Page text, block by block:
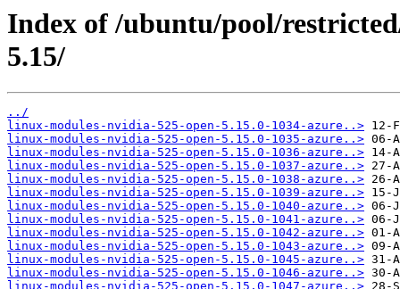
Index of /ubuntu/pool/
5.15/
../
linux-modules-nvidia-525-open-5.15.0-1034-azure..>
linux-modules-nvidia-525-open-5.15.0-1035-azure..>
linux-modules-nvidia-525-open-5.15.0-1036-azure..>
linux-modules-nvidia-525-open-5.15.0-1037-azure..>
linux-modules-nvidia-525-open-5.15.0-1038-azure..>
linux-modules-nvidia-525-open-5.15.0-1039-azure..>
linux-modules-nvidia-525-open-5.15.0-1040-azure..>
linux-modules-nvidia-525-open-5.15.0-1041-azure..>
linux-modules-nvidia-525-open-5.15.0-1042-azure..>
linux-modules-nvidia-525-open-5.15.0-1043-azure..>
linux-modules-nvidia-525-open-5.15.0-1045-azure..>
linux-modules-nvidia-525-open-5.15.0-1046-azure..>
linux-modules-nvidia-525-open-5.15.0-1047-azure..>